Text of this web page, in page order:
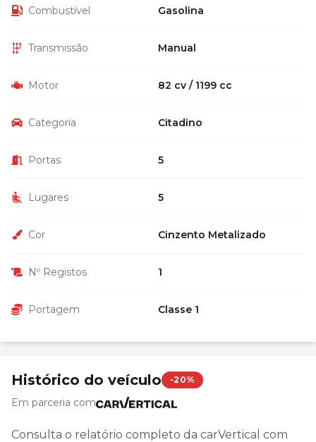
Combustível Gasolina
Transmissão Manual
Motor 82 cv / 1199 cc
Categoria Citadino
Portas 5
Lugares 5
Cor Cinzento Metalizado
Nº Registos 1
Portagem Classe 1
Histórico do veículo -20%
Em parceria com
Consulta o relatório completo da carVertical com